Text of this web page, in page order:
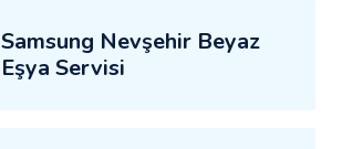
Samsung Nevşehir Beyaz
Eşya Servisi